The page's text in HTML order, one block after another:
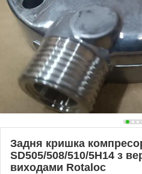
Задня кришка
SD505/508/510/5H14 з
виходами Rotaloc